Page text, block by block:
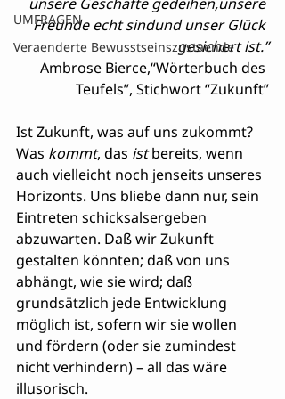
UMFRAGEN
Veraenderte Bewusstseinszustaende
Freunde echt sindund unser Glück
gesichert ist.”
Ambrose Bierce,“Wörterbuch des
Teufels”, Stichwort “Zukunft”
Ist Zukunft, was auf uns zukommt?
Was kommt, das ist bereits, wenn
auch vielleicht noch jenseits unseres
Horizonts. Uns bliebe dann nur, sein
Eintreten schicksalsergeben
abzuwarten. Daß wir Zukunft
gestalten könnten; daß von uns
abhängt, wie sie wird; daß
grundsätzlich jede Entwicklung
möglich ist, sofern wir sie wollen
und fördern (oder sie zumindest
nicht verhindern) – all das wäre
illusorisch.